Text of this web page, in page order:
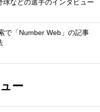
球などの選手のインタビュー
で「Number Web」の記事
ー